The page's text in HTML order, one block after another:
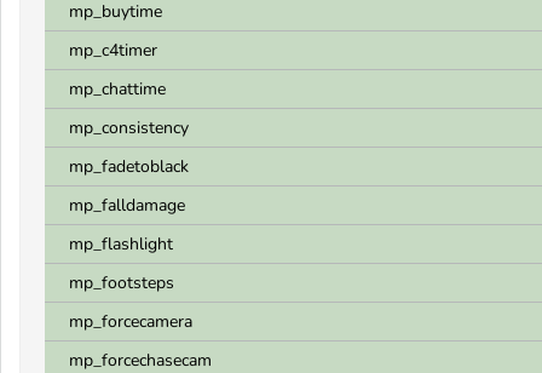
mp_buytime
mp_c4timer
mp_chattime
mp_consistency
mp_fadetoblack
mp_falldamage
mp_flashlight
mp_footsteps
mp_forcecamera
mp_forcechasecam